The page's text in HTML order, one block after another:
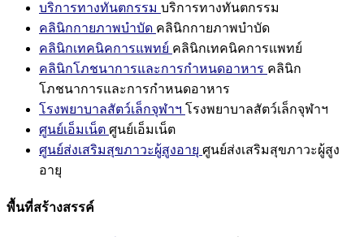
บริการทางทันตกรรม บริการทางทันตกรรม
คลินิกกายภาพบำบัด คลินิกกายภาพบำบัด
คลินิกเทคนิคการแพทย์ คลินิกเทคนิคการแพทย์
คลินิกโภชนาการและการกำหนดอาหาร คลินิก
โภชนาการและการกำหนดอาหาร
โรงพยาบาลสัตว์เล็กจุฬาฯ โรงพยาบาลสัตว์เล็กจุฬาฯ
ศูนย์เอ็มเน็ต ศูนย์เอ็มเน็ต
ศูนย์ส่งเสริมสุขภาวะผู้สูงอายุ ศูนย์ส่งเสริมสุขภาวะผู้สูง
อายุ
พื้นที่สร้างสรรค์